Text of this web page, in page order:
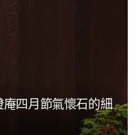
四月節氣懷石的細